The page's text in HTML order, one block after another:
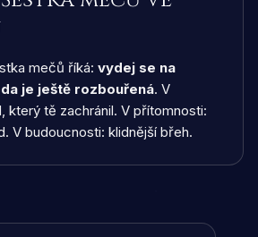
mečů říká: vydej se na
je ještě rozbouřená. V
který tě zachránil. V přítomnosti:
V budoucnosti: klidnější břeh.